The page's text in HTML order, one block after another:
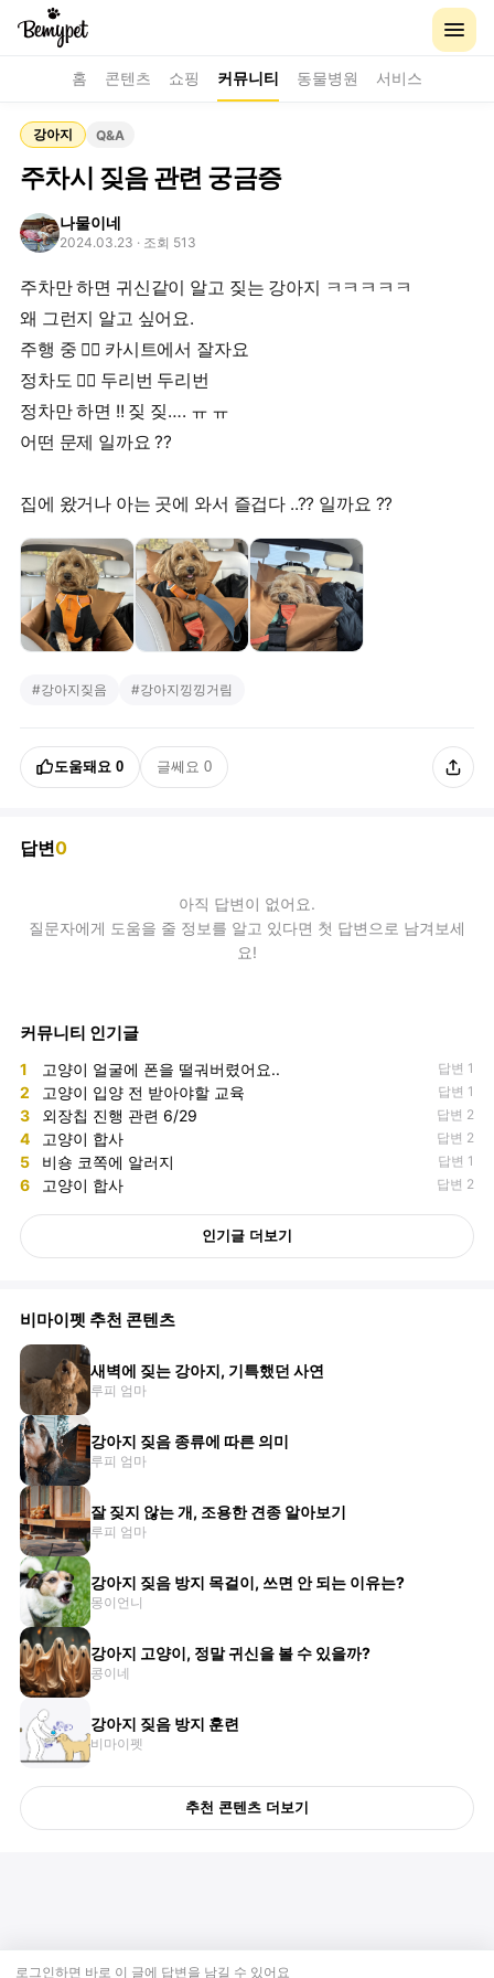
홈 콘텐츠 쇼핑 커뮤니티 동물병원 서비스
강아지 Q&A
주차시 짖음 관련 궁금증
나물이네
2024.03.23 · 조회 513
주차만 하면 귀신같이 알고 짖는 강아지 ㅋㅋㅋㅋㅋ
왜 그런지 알고 싶어요.
주행 중 👌🏻 카시트에서 잘자요
정차도 👌🏻 두리번 두리번
정차만 하면 !! 짖 짖…. ㅠ ㅠ
어떤 문제 일까요 ??
#강아지짖음 #강아지낑낑거림
도움돼요 0 글쎄요 0
답변0
아직 답변이 없어요.
질문자에게 도움을 줄 정보를 알고 있다면 첫 답변으로 남겨보세
요!
커뮤니티 인기글
1 고양이 얼굴에 폰을 떨궈버렸어요.. 답변 1
2 고양이 입양 전 받아야할 교육 답변 1
3 외장칩 진행 관련 6/29 답변 2
4 고양이 합사 답변 2
5 비숑 코쪽에 알러지 답변 1
6 고양이 합사 답변 2
인기글 더보기
비마이펫 추천 콘텐츠
새벽에 짖는 강아지, 기특했던 사연
루피 엄마
강아지 짖음 종류에 따른 의미
루피 엄마
잘 짖지 않는 개, 조용한 견종 알아보기
루피 엄마
강아지 짖음 방지 목걸이, 쓰면 안 되는 이유는?
몽이언니
강아지 고양이, 정말 귀신을 볼 수 있을까?
콩이네
강아지 짖음 방지 훈련
비마이펫
추천 콘텐츠 더보기
로그인하면 바로 이 글에 답변 을 남길 수 있어요